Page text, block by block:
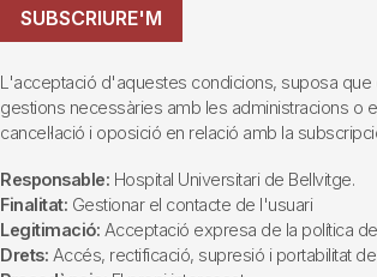
SUBSCRIURE'M
L'acceptació d'aquestes condicions, suposa que
gestions necessàries amb les administracions o
cancel·lació i oposició en relació amb la
Responsable: Hospital Universitari de Bellvitge.
Finalitat: Gestionar el contacte de l'usuari
Legitimació: Acceptació expresa de la política
Drets: Accés, rectificació, supresió i portabilitat